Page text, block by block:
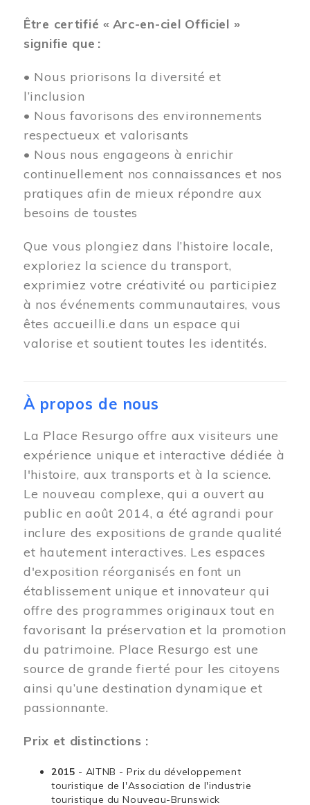
Être certifié « Arc-en-ciel Officiel »
signifie que :
• Nous priorisons la diversité et
l’inclusion
• Nous favorisons des environnements
respectueux et valorisants
• Nous nous engageons à enrichir
continuellement nos connaissances et nos
pratiques afin de mieux répondre aux
besoins de toustes
Que vous plongiez dans l’histoire locale,
exploriez la science du transport,
exprimiez votre créativité ou participiez
à nos événements communautaires, vous
êtes accueilli.e dans un espace qui
valorise et soutient toutes les identités.
À propos de nous
La Place Resurgo offre aux visiteurs une
expérience unique et interactive dédiée à
l'histoire, aux transports et à la science.
Le nouveau complexe, qui a ouvert au
public en août 2014, a été agrandi pour
inclure des expositions de grande qualité
et hautement interactives. Les espaces
d'exposition réorganisés en font un
établissement unique et innovateur qui
offre des programmes originaux tout en
favorisant la préservation et la promotion
du patrimoine. Place Resurgo est une
source de grande fierté pour les citoyens
ainsi qu’une destination dynamique et
passionnante.
Prix et distinctions :
2015 - AITNB - Prix du développement
touristique de l'Association de l'industrie
touristique du Nouveau-Brunswick